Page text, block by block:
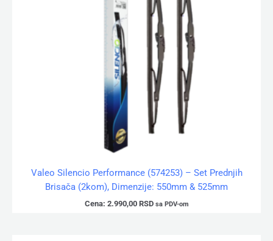
Valeo Silencio Performance (574253) – Set Prednjih
Brisača (2kom), Dimenzije: 550mm & 525mm
Cena: 2.990,00 RSD sa PDV-om